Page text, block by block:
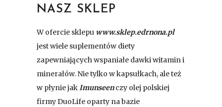
NASZ SKLEP
W ofercie sklepu www.sklep.edrnona.pl
jest wiele suplementów diety
zapewniających wspaniałe dawki witamin i
minerałów. Nie tylko w kapsułkach, ale też
w płynie jak Imunseenczy olej polskiej
firmy DuoLife oparty na bazie